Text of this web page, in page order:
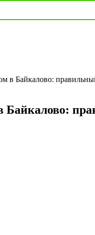
в Байкалово:
Байкалово: